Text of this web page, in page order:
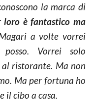
la marca di
loro è fantastico ma
a volte vorrei
Vorrei solo
ristorante. Ma non
Ma per fortuna ho
il cibo a casa.